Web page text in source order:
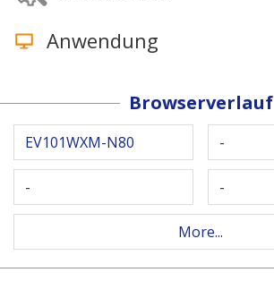
Anwendung
Browserverlauf
EV101WXM-N80 -
- -
More...